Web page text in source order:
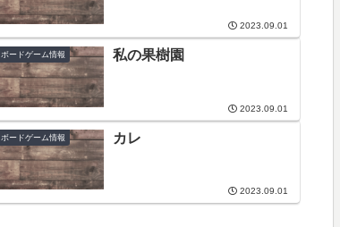
2023.09.01
ボードゲーム情報 私の果樹園
2023.09.01
ボードゲーム情報 カレ
2023.09.01